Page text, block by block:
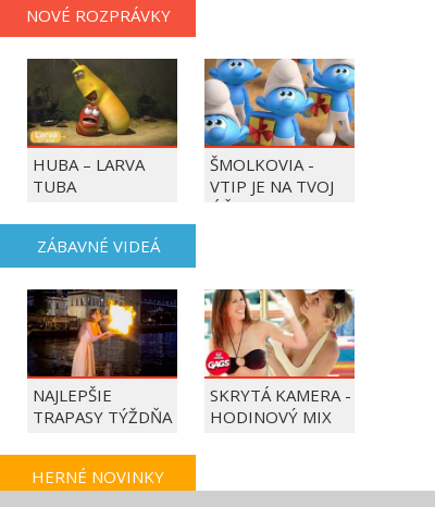
NOVÉ ROZPRÁVKY
HUBA – LARVA
TUBA
ŠMOLKOVIA -
VTIP JE NA TVOJ
ÚČET
ZÁBAVNÉ VIDEÁ
NAJLEPŠIE
TRAPASY TÝŽDŇA
SKRYTÁ KAMERA -
HODINOVÝ MIX
HERNÉ NOVINKY